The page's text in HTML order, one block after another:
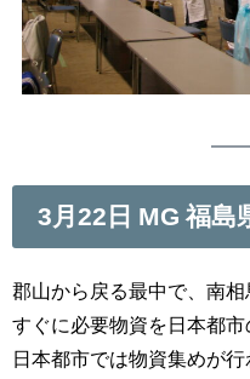
3月22日 MG 福島
郡山から戻る最中で、南相
すぐに必要物資を日本都
日本都市では物資集めが